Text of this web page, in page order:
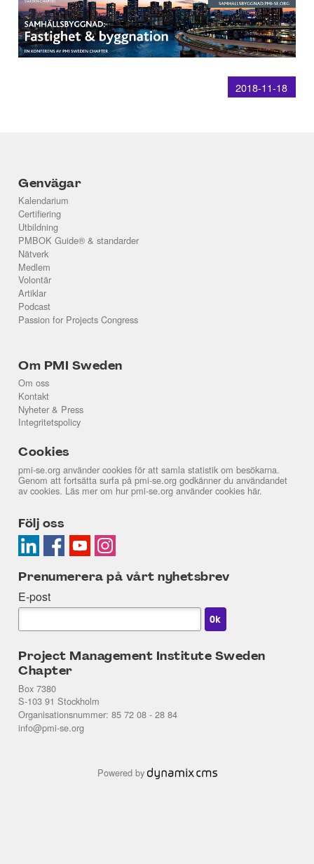
2018-11-18
Genvägar
Kalendarium
Certifiering
Utbildning
PMBOK Guide® & standarder
Nätverk
Medlem
Volontär
Artiklar
Podcast
Passion for Projects Congress
Om PMI Sweden
Om oss
Kontakt
Nyheter & Press
Integritetspolicy
Cookies
pmi-se.org använder cookies för att samla statistik om besökarna.
Genom att fortsätta surfa på pmi-se.org godkänner du användandet
av cookies. Läs mer om hur pmi-se.org använder cookies här.
Följ oss
Prenumerera på vårt nyhetsbrev
E-post
Project Management Institute Sweden
Chapter
Box 7380
S-103 91 Stockholm
Organisationsnummer: 85 72 08 - 28 84
info@pmi-se.org
Powered by